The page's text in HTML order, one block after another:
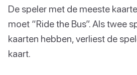
De speler met de meeste
moet “Ride the Bus”. Als twee
kaarten hebben, verliest de
kaart.